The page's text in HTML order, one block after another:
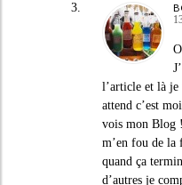
l’article et là
attend c’est
vois mon Blog
m’en fou de la
quand ça
d’autres je